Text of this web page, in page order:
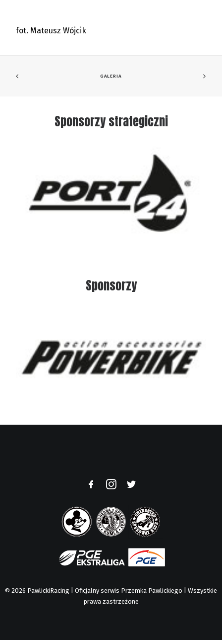
fot. Mateusz Wójcik
GALERIA
Sponsorzy strategiczni
Sponsorzy
© 2026 PawlickiRacing | Oficjalny serwis Przemka Pawlickiego | Wszystkie
prawa zastrzeżone